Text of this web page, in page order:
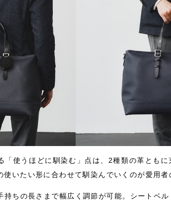
「使うほどに馴染む」点は、2種類の革ともに
いたい形に合わせて馴染んでいくのが愛用者
持ちの長さまで幅広く調節が可能。シートベ